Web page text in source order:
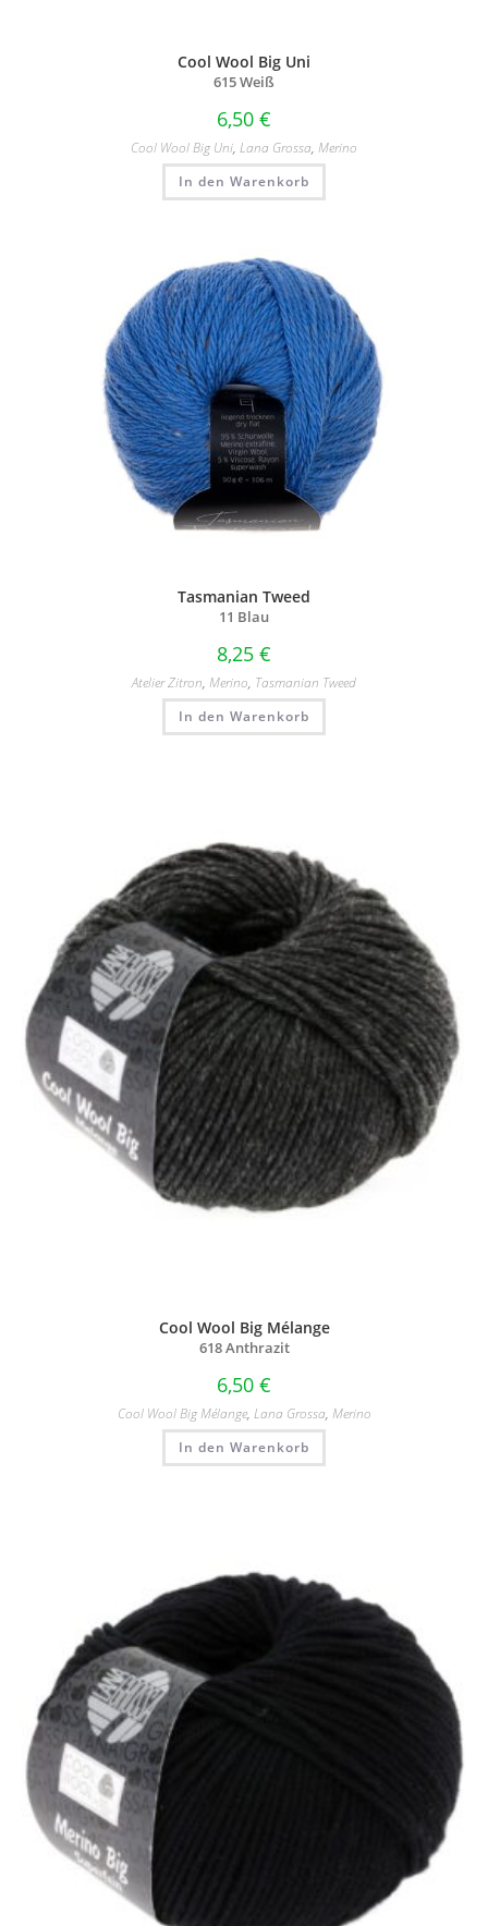
Cool Wool Big Uni
615 Weiß
6,50 €
Cool Wool Big Uni, Lana Grossa, Merino
In den Warenkorb
Tasmanian Tweed
11 Blau
8,25 €
Atelier Zitron, Merino, Tasmanian Tweed
In den Warenkorb
Cool Wool Big Mélange
618 Anthrazit
6,50 €
Cool Wool Big Mélange, Lana Grossa, Merino
In den Warenkorb